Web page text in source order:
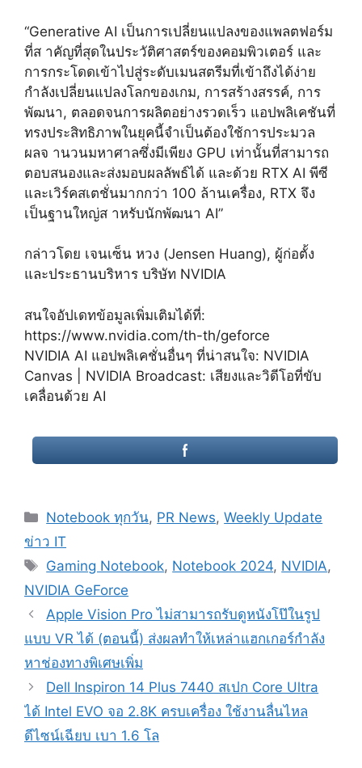
“Generative AI เป็นการเปลี่ยนแปลงของแพลตฟอร์ม
ที่ส าคัญที่สุดในประวัติศาสตร์ของคอมพิวเตอร์ และ
การกระโดดเข้าไปสู่ระดับเมนสตรีมที่เข้าถึงได้ง่าย
กำลังเปลี่ยนแปลงโลกของเกม, การสร้างสรรค์, การ
พัฒนา, ตลอดจนการผลิตอย่างรวดเร็ว แอปพลิเคชันที่
ทรงประสิทธิภาพในยุคนี้จำเป็นต้องใช้การประมวล
ผลจ านวนมหาศาลซึ่งมีเพียง GPU เท่านั้นที่สามารถ
ตอบสนองและส่งมอบผลลัพธ์ได้ และด้วย RTX AI พีซี
และเวิร์คสเตชั่นมากกว่า 100 ล้านเครื่อง, RTX จึง
เป็นฐานใหญ่ส าหรับนักพัฒนา AI”
กล่าวโดย เจนเซ็น หวง (Jensen Huang), ผู้ก่อตั้ง
และประธานบริหาร บริษัท NVIDIA
สนใจอัปเดทข้อมูลเพิ่มเติมได้ที่:
https://www.nvidia.com/th-th/geforce
NVIDIA AI แอปพลิเคชั่นอื่นๆ ที่น่าสนใจ: NVIDIA
Canvas
NVIDIA Broadcast: เสียงและวิดีโอที่ขับ
เคลื่อนด้วย AI
Categories
Notebook ทุกวัน, PR News,Weekly Update
ข่าว IT
Tags
Gaming Notebook, Notebook 2024, NVIDIA,
NVIDIA GeForce
Post
navigation
Apple Vision Pro ไม่สามารถรับดูหนังโป๊ในรูป
แบบ VR ได้ (ตอนนี้) ส่งผลทำให้เหล่าแฮกเกอร์กำลัง
หาช่องทางพิเศษเพิ่ม
Dell Inspiron 14 Plus 7440 สเปก Core Ultra
ได้ Intel EVO จอ 2.8K ครบเครื่อง ใช้งานลื่นไหล
ดีไซน์เฉียบ เบา 1.6 โล